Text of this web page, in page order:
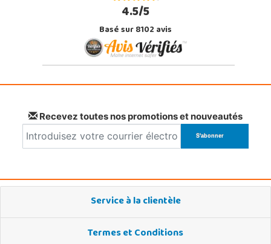
4.5/5
Basé sur 8102 avis
Recevez toutes nos promotions et nouveautés
Service à la clientèle
Termes et Conditions